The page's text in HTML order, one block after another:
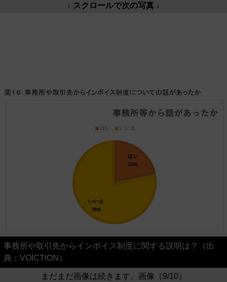
↓ スクロールで次の写真 ↓
事務所や取引先からインボイス制度に関する説明は？（出
典：VOICTION）
まだまだ画像は続きます。画像（9/10）